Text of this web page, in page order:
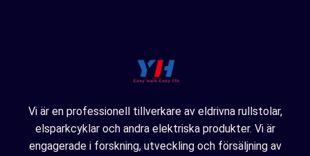
Vi är en professionell tillverkare av eldrivna rullstolar,
elsparkcyklar och andra elektriska produkter. Vi är
engagerade i forskning, utveckling och försäljning av